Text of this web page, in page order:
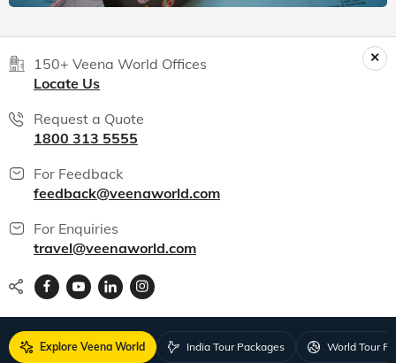
150+ Veena World Offices
Locate Us
Request a Quote
1800 313 5555
For Feedback
feedback@veenaworld.com
For Enquiries
travel@veenaworld.com
Explore Veena World India Tour Packages World Tour